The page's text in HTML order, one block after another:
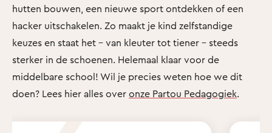
hutten bouwen, een nieuwe sport ontdekken of een
hacker uitschakelen. Zo maakt je kind zelfstandige
keuzes en staat het - van kleuter tot tiener - steeds
sterker in de schoenen. Helemaal klaar voor de
middelbare school! Wil je precies weten hoe we dit
doen? Lees hier alles over onze Partou Pedagogiek.